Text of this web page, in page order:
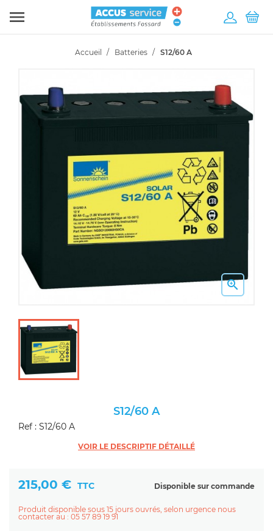

Accueil Batteries S12/60 A

S12/60 A
Ref : S12/60 A
VOIR LE DESCRIPTIF DÉTAILLÉ
Disponible sur commande
215,00 € TTC
Produit disponible sous 15 jours ouvrés, selon urgence nous
contacter au : 05 57 89 19 91